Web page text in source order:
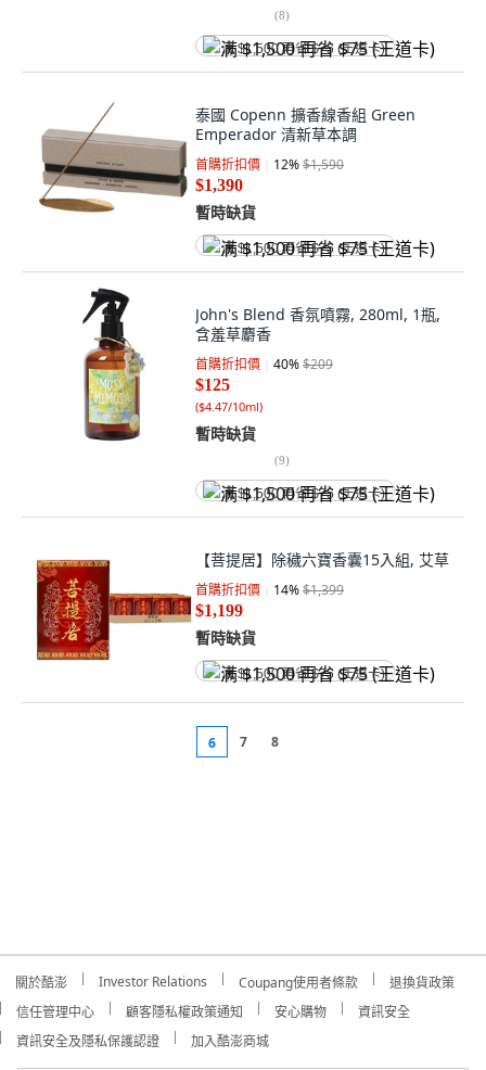
(8)
满 $1,500 再省 $75 (王道卡)
泰國 Copenn 擴香線香組 Green
Emperador 清新草本調
首購折扣價 12%$1,590
$1,390
暫時缺貨
满 $1,500 再省 $75 (王道卡)
John's Blend 香氛噴霧, 280ml, 1瓶,
含羞草麝香
首購折扣價 40%$209
$125
($4.47/10ml)
暫時缺貨
(9)
满 $1,500 再省 $75 (王道卡)
【菩提居】除穢六寶香囊15入組, 艾草
首購折扣價 14%$1,399
$1,199
暫時缺貨
满 $1,500 再省 $75 (王道卡)
6 7 8
關於酷澎 Investor Relations Coupang使用者條款
退換貨政策
信任管理中心
顧客隱私權政策通知 安心購物
資訊安全
資訊安全及隱私保護認證
加入酷澎商城